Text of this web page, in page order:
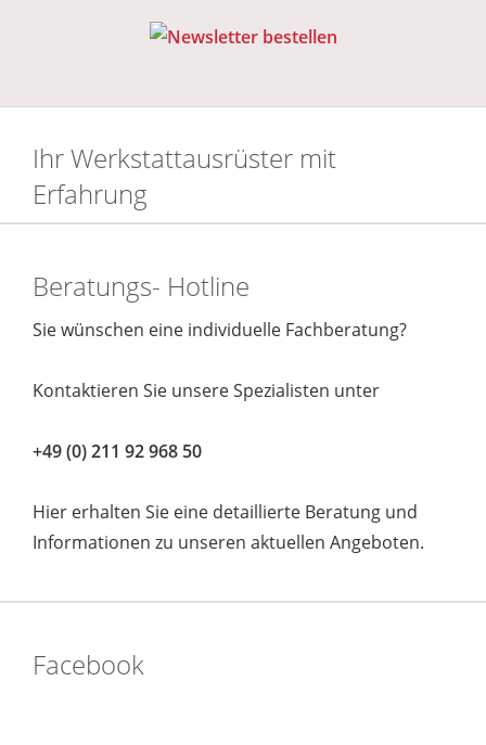
Ihr Werkstattausrüster mit
Erfahrung
Beratungs- Hotline
Sie wünschen eine individuelle Fachberatung?
Kontaktieren Sie unsere Spezialisten unter
+49 (0) 211 92 968 50
Hier erhalten Sie eine detaillierte Beratung und
Informationen zu unseren aktuellen Angeboten.
Facebook